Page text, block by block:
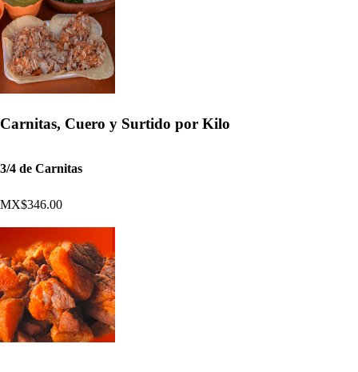
Carnitas, Cuero y Surtido por Kilo
3/4 de Carnitas
MX$346.00